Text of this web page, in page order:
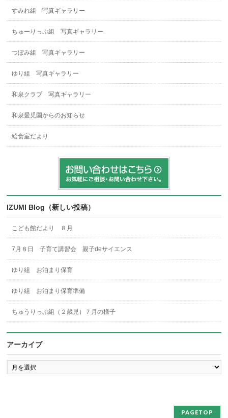
すみれ組 写真ギャラリー
ちゅーりっぷ組 写真ギャラリー
つぼみ組 写真ギャラリー
ゆり組 写真ギャラリー
和泉クラブ 写真ギャラリー
和泉愛児園からのお知らせ
給食室だより
IZUMI Blog（新しい投稿）
こども館だより ８月
7月８日 子育て講習会 親子deサイエンス
ゆり組 お泊まり保育
ゆり組 お泊まり保育準備
ちゅうりっぷ組（２歳児）７月の様子
アーカイブ
ア
ー
PAGETOP